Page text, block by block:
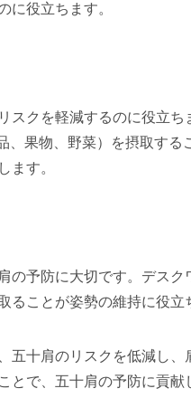
に役立ちます。
スクを軽減するのに役立ち
、果物、野菜）を摂取する
ます。
の予防に大切です。デス
ことが姿勢の維持に役立
五十肩のリスクを低減し
で、五十肩の予防に貢献